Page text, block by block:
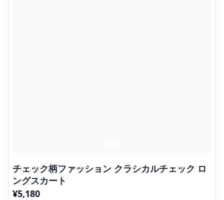
チェック柄ファッション クラシカルチェック ロ
ングスカート
¥5,180